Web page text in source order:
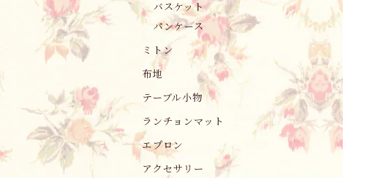
バスケット
パンケース
ミトン
布地
テーブル小物
ランチョンマット
エプロン
アクセサリー